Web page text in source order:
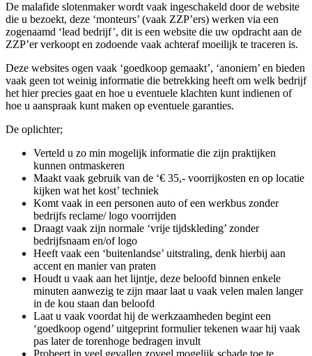
De malafide slotenmaker wordt vaak ingeschakeld door de website
die u bezoekt, deze ‘monteurs’ (vaak ZZP’ers) werken via een
zogenaamd ‘lead bedrijf’, dit is een website die uw opdracht aan de
ZZP’er verkoopt en zodoende vaak achteraf moeilijk te traceren is.
Deze websites ogen vaak ‘goedkoop gemaakt’, ‘anoniem’ en bieden
vaak geen tot weinig informatie die betrekking heeft om welk bedrijf
het hier precies gaat en hoe u eventuele klachten kunt indienen of
hoe u aanspraak kunt maken op eventuele garanties.
De oplichter;
Verteld u zo min mogelijk informatie die zijn praktijken
kunnen ontmaskeren
Maakt vaak gebruik van de ‘€ 35,- voorrijkosten en op locatie
kijken wat het kost’ techniek
Komt vaak in een personen auto of een werkbus zonder
bedrijfs reclame/ logo voorrijden
Draagt vaak zijn normale ‘vrije tijdskleding’ zonder
bedrijfsnaam en/of logo
Heeft vaak een ‘buitenlandse’ uitstraling, denk hierbij aan
accent en manier van praten
Houdt u vaak aan het lijntje, deze beloofd binnen enkele
minuten aanwezig te zijn maar laat u vaak velen malen langer
in de kou staan dan beloofd
Laat u vaak voordat hij de werkzaamheden begint een
‘goedkoop ogend’ uitgeprint formulier tekenen waar hij vaak
pas later de torenhoge bedragen invult
Probeert in veel gevallen zoveel mogelijk schade toe te